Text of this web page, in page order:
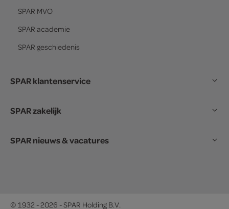
SPAR MVO
SPAR academie
SPAR geschiedenis
SPAR klantenservice
SPAR zakelijk
SPAR nieuws & vacatures
© 1932 - 2026 - SPAR Holding B.V.